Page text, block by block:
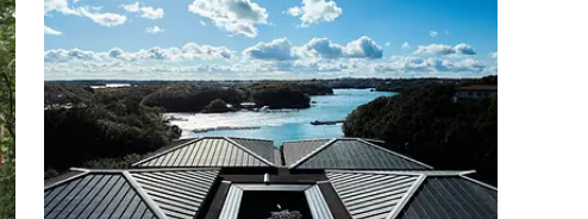
た、日帰りプランでは、クラフト体験工房にてモザ
イクタイル...